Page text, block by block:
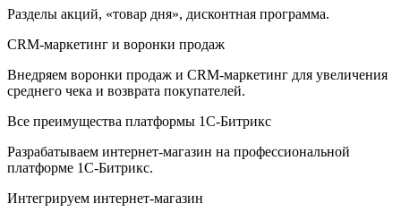
Разделы акций, «товар дня», дисконтная программа.
CRM-маркетинг и воронки продаж
Внедряем воронки продаж и CRM-маркетинг для увеличения
среднего чека и возврата покупателей.
Все преимущества платформы 1С-Битрикс
Разрабатываем интернет-магазин на профессиональной
платформе 1С-Битрикс.
Интегрируем интернет-магазин